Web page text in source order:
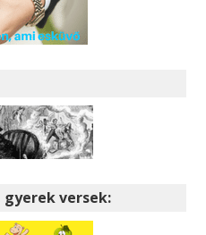
versek: